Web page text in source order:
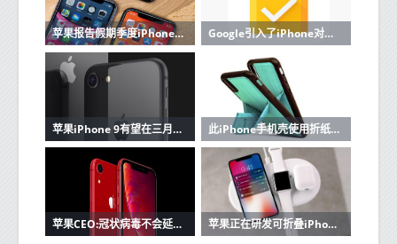
苹果报告假期季度iPhone销售强劲 Google引入了iPhone对重要安全功能的支持
苹果iPhone 9有望在三月底发布：期待什么 此iPhone手机壳使用折纸样式的折叠件将支架添加到设备中
苹果CEO:冠状病毒不会延迟苹果的iPhone SE 2,新的iPad Pro 苹果正在研发可折叠iPhone于2020年推出